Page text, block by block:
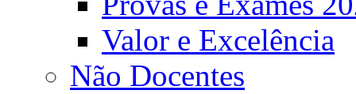
Valor e Excelência
Não Docentes